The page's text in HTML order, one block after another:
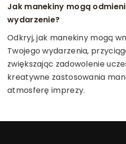
Jak sztuczna inteligencja
uczniów ze specjalnymi
edukacyjnymi?
Dowiedz się, w jaki sposób
pomaga wsparciem dla
potrzebami edukacyjnymi,
zrozumienie świata.
Jak manekiny mogą
wydarzenie?
Odkryj, jak manekiny mogą
Twojego wydarzenia,
zwiększając zadowolenie
kreatywne zastosowania
atmosferę imprezy.
Jak odpowiednio dobrać
sylwetki?
Dowiedz się, jak wybrać
podkreśli Twoje atuty i
dzień. Odkryj różnorodność
dotyczące dopasowania do
sylwetki.